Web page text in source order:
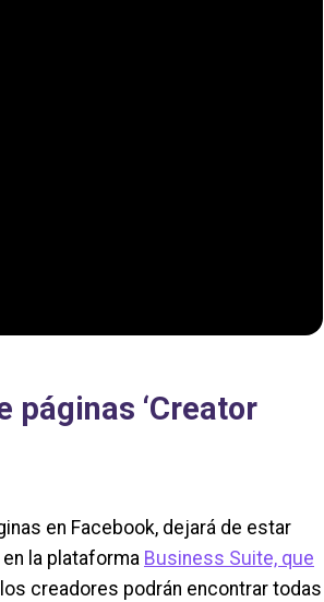
páginas ‘Creator
en Facebook, dejará de estar
la plataforma Business Suite, que
creadores podrán encontrar todas